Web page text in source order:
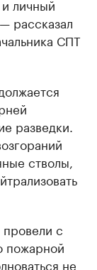
личный
рассказал
СПТ
разведки.
стволы,
с
пожарной
не